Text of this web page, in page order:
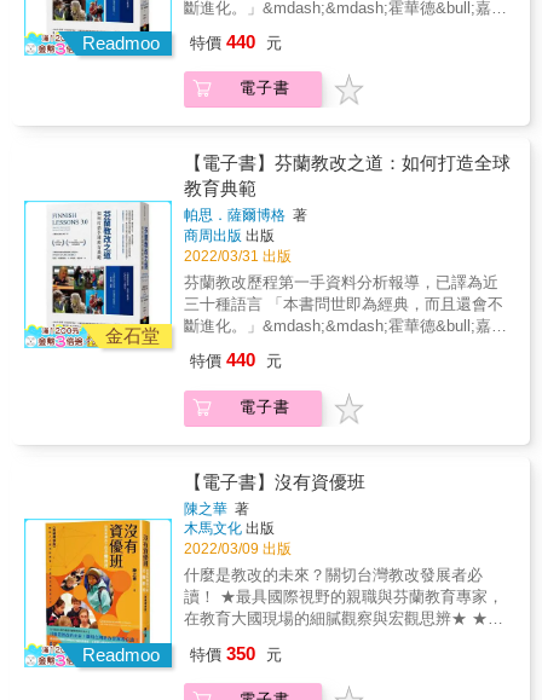
好好長大，是需要被支持的。帶著這份體會，
畫」（註2），期盼集結更多願意投身育幼院工
作的夥伴，並給予這些夥伴更充分的支持。而
這本書系統性且完整地提供如何理解、接住育
為照顧兒少本身就難，照顧育幼院兒少更是。
來到育幼院成長的生命都有特別苦澀的來時
路，苦澀的來時路讓他們普遍面臨特別艱鉅的
生命課題，例如性創傷、童年創傷、發展障
礙、對立反抗等，而陪著這些兒少面對生命課
題的育幼院照顧者卻面臨職場的三高挑戰：高
危機、高壓力、高離職率。 這個現實解釋了一
個說法：育幼院的孩子好可愛、好可憐或好可
惡，而育幼院的照顧者都好有愛。這是個疼惜
的說法，卻也忽視了孩子需要我們先尊重他的
者需要的情感支持與專業指引。 期待這本書，
能讓更多人理解兒少照顧工作的不易與價值，
更相信本書能替各領域的兒少教育工作者帶來
慰。 願有一天育幼院的孩子，都因為擁有更優
質的照顧，而蛻變成更好的自己。註1：育幼院
是通俗的名稱，其正式名稱是「兒少安置機
構」。註2：在台灣，每一萬位兒少中僅有8位
是生活在育幼院裡。他們是社會上的少數，特
別辛苦而堅忍的少數。跨越愛心與直覺，看見
專業照顧的價值徐瑜｜陳綢兒少家園主任，台
構中，我們到底應該提供怎樣的照顧？而這些
照顧應該要如何被實踐？這是我即使已經投身
靜倫｜多多益善Right Plus總編輯顧瑜君｜五味
屋創辦人、東華大學教授【國內社福領域重量
指南文國士｜社團法人台灣蛻變方成事協會創
辦人因為父母受思覺失調症所苦而無力照顧
我，我年幼時曾在育幼院（註1）生活，那時候
常埋怨：「你們這些大人總叫我要感恩，奇怪
住在育幼院又不是我選的，再說你們根本不知
道住在這有多麻煩、多痛苦！感恩
&hellip;&hellip;那送你住啊！」好多年之後，同
樣是育幼院的場景角色易位，我擔任了照顧者4
年，這才體會日常照顧不像白雪公主與7個小矮
人那般浪漫愜意，照顧工作是有怨無悔的陪
伴。我捫心自問無數次「到底怎麼做才是孩子
需要的？什麼是所謂的『為他好』？」這兩段
好好長大，是需要運氣的；而照顧孩子好好長
大，是需要被支持的。帶著這份體會，我在推
對「萬8計劃：育幼院照顧者招募培育計畫」
書系統性且完整地提供如何理解、接住育幼院
兒少（或各式逆境兒少）的指南，引出一條實
證為本的前行方向。這份指南很重要，因為照
顧兒少本身就難，照顧育幼院兒少更是。來到
育幼院成長的生命都有特別苦澀的來時路，苦
澀的來時路讓他們普遍面臨特別艱鉅的生命課
題，例如性創傷、童年創傷、發展障礙、對立
反抗等，而陪著這些兒少面對生命課題的育幼
院照顧者卻面臨職場的三高挑戰：高危機、高
育幼院的孩子好可愛、好可憐或好可惡，而育
嗎？
熱忱，點燃學生對學習的愛！ 用一疊紙將複利
具現化、探索汽車廣告的標榜內容可不可能做
到； 帶進真實生活的課堂，也帶來正面的學習
經驗，給予孩子成就感。 ◆不畏外語──只要學
生有興趣，即使是電玩，也鼓勵他們侃侃而
肉」，學英文可以自在又快樂！ ◆放眼國際──
上一堂全球公民課，立足世界，展望未來。 學
習各國姊妹校的政治與風土民情，身處外國克
服語言障礙與異文化衝擊。 國際視野融入日
常，培養孩子成為有能力為世界帶來改變的
人！ ◆公民素養──學校就是社會的縮影，從桌
遊到參與學生組織，讓孩子玩真的。 向校方請
願巧克力牛奶回歸、安裝新的冷水系統
&hellip;&hellip; 想讓孩子獨立、負責任、培養
有同理心？放手讓他們思辨、行動，學會當好
感官能力&hellip;&hellip;培養孩子成長必備軟實
力。 & 《華德福經典遊戲書》運用清晰的圖
話，勾勒出孩子的遊戲。作者慷慨提供超過230
個經典遊戲規畫，並且依照孩子年齡層，讓不
論老師、家長、共學團體、教育者
&hellip;&hellip;都能根據孩子的成長狀態，提供
最完善、合適的遊戲。 & 這不只是一本提供遊
戲規劃的書籍，更是讓所有大人小孩，都能尋
回生活中歇息、暫停的那枚生命休止符。 &&&
【本書重點】 1. 依照孩子年齡發展，循序漸進
提供家長、老師233個華德福經典遊戲。 2. 身
體大小肌肉運用、團隊合作、創造力、想像
力，華德福經典遊戲全解讀。 3. 清晰、簡單的
遊戲規則，在家也能輕鬆與孩子一同玩耍。 4.
合孩子的遊戲。
Readmoo
斷進化。」&mdash;&mdash;霍華德&bull;嘉納
2016樂高獎& LEGO Prize & 學習興趣低落、
閱讀能力低下、教育預算縮減， 各國教育制度
都無法甩開的魔咒，也同樣降臨在全球典範芬
怎麼走，它還有值得借鏡之處嗎？ 以下並非空
洞的口號，而是芬蘭教改的實際成就 最低程度
的測驗 重視玩樂激發的求知好奇心 學生主動參
與學習 不讓家庭背景、城鄉差距影響學習成就
增進學生、家長、教師與學校之間的互信 研究
導向型師資培育 以教師的責任心、專業性與合
作網路，取代競爭式的績效責任制 與經濟、就
業、社會政策相輔相成的教育政策，一同追求
社會共好 & 芬蘭的教改歷程絕非一帆風順。它
的特殊之處，就在於關鍵的變革，都是由危機
體系，更藉此成功通過新冠肺炎的壓力測試。
薩爾博格於任職國家教育委員會期間，親炙教
改第一現場，使以往表現平庸的芬蘭教育體
身為深諳教學理論與實務的教育學者，他點出
芬蘭教育之所以卓越，就在於堅持為每個人提
供平等的教育機會，進而都能取得優秀的學習
成就，同時尊重教學的專業與自主，讓師生、
家長與主管機關一起為教育負責，以及因應個
人與社會的變動需求，做出整合各個公部門的
永續調整。 芬蘭的成功之道，正好讓全球教育
臨的各式挑戰與困境、因應策略，更值得眾人
特價 440 元
電子書
金石堂
【電子書】芬蘭教改之道：如何打造全球
教育典範
帕思．薩爾博格 著
商周出版 出版
2022/03/31 出版
芬蘭教改歷程第一手資料分析報導，已譯為近
三十種語言 「本書問世即為經典，而且還會不
斷進化。」&mdash;&mdash;霍華德&bull;嘉納
2016樂高獎& LEGO Prize & 學習興趣低落、
閱讀能力低下、教育預算縮減， 各國教育制度
都無法甩開的魔咒，也同樣降臨在全球典範芬
怎麼走，它還有值得借鏡之處嗎？ 以下並非空
洞的口號，而是芬蘭教改的實際成就 最低程度
的測驗 重視玩樂激發的求知好奇心 學生主動參
與學習 不讓家庭背景、城鄉差距影響學習成就
增進學生、家長、教師與學校之間的互信 研究
導向型師資培育 以教師的責任心、專業性與合
作網路，取代競爭式的績效責任制 與經濟、就
業、社會政策相輔相成的教育政策，一同追求
社會共好 & 芬蘭的教改歷程絕非一帆風順。它
引發，芬蘭因而打造出具有創意、彈性的教育
特價 440 元
電子書
Readmoo
【電子書】沒有資優班
陳之華 著
木馬文化 出版
2022/03/09 出版
什麼是教改的未來？關切台灣教改發展者必
讀！ ★最具國際視野的親職與芬蘭教育專家，
在教育大國現場的細膩觀察與宏觀思辨★ ★國
代表作★ & 社會與文化的區隔與差異，關鍵根
源在於：教育「概念」的不同。 & ★誠品選
特價 350 元